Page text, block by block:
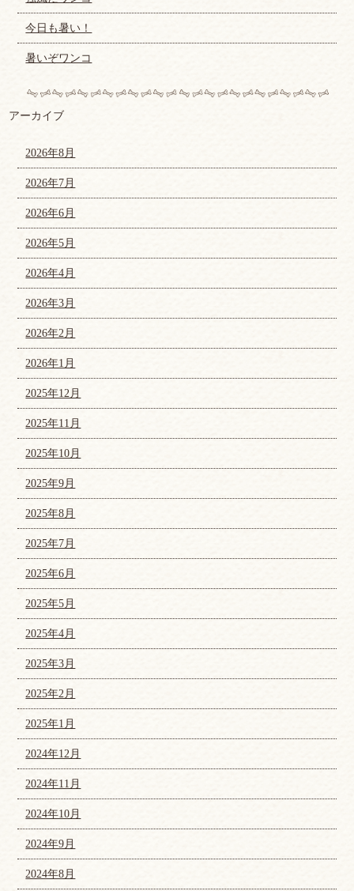
今日も暑い！
暑いぞワンコ
アーカイブ
2026年8月
2026年7月
2026年6月
2026年5月
2026年4月
2026年3月
2026年2月
2026年1月
2025年12月
2025年11月
2025年10月
2025年9月
2025年8月
2025年7月
2025年6月
2025年5月
2025年4月
2025年3月
2025年2月
2025年1月
2024年12月
2024年11月
2024年10月
2024年9月
2024年8月